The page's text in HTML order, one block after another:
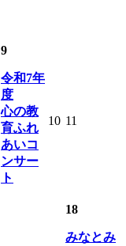
9
令和7年
度
心の教
育ふれ
あいコ
ンサー
ト
10 11
18
みなとみ